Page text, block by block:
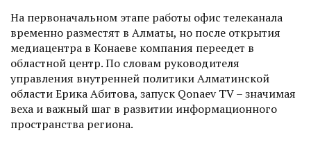
На первоначальном этапе работы офис телеканала
временно разместят в Алматы, но после открытия
медиацентра в Конаеве компания переедет в
областной центр. По словам руководителя
управления внутренней политики Алматинской
области Ерика Абитова, запуск Qonaev TV – значимая
веха и важный шаг в развитии информационного
пространства региона.